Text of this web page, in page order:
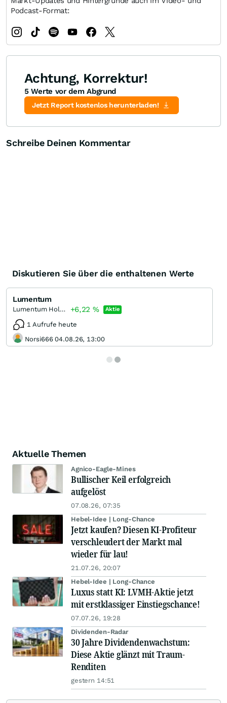
Podcast-Format:
Achtung, Korrektur!
5 Werte vor dem Abgrund
Jetzt Report kostenlos herunterladen!
Schreibe Deinen Kommentar
Diskutieren Sie über die enthaltenen Werte
Lumentum
Lumentum Holdings +6,22% Aktie
1 Aufrufe heute
Norsi666 04.08.26, 13:00
Aktuelle Themen
Agnico-Eagle-Mines
Bullischer Keil erfolgreich
aufgelöst
07.08.26, 07:35
Hebel-Idee | Long-Chance
Jetzt kaufen? Diesen KI-Profiteur
verschleudert der Markt mal
wieder für lau!
21.07.26, 20:07
Hebel-Idee | Long-Chance
Luxus statt KI: LVMH-Aktie jetzt
mit erstklassiger Einstiegschance!
07.07.26, 19:28
Dividenden-Radar
30 Jahre Dividendenwachstum:
Diese Aktie glänzt mit Traum-
Renditen
gestern 14:51